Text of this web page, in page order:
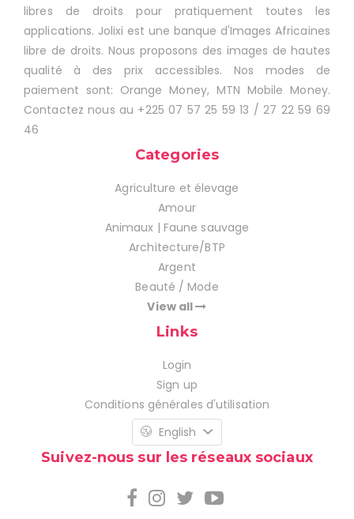
libres de droits pour pratiquement toutes les
applications. Jolixi est une banque d'Images Africaines
libre de droits. Nous proposons des images de hautes
qualité à des prix accessibles. Nos modes de
paiement sont: Orange Money, MTN Mobile Money.
Contactez nous au +225 07 57 25 59 13 / 27 22 59 69
46
Categories
Agriculture et élevage
Amour
Animaux | Faune sauvage
Architecture/BTP
Argent
Beauté / Mode
View all
Links
Login
Sign up
Conditions générales d'utilisation
English
Suivez-nous sur les réseaux sociaux